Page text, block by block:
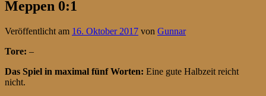
Meppen 0:1
Veröffentlicht am 16. Oktober 2017 von Gunnar
Tore: –
Das Spiel in maximal fünf Worten: Eine gute Halbzeit reicht
nicht.